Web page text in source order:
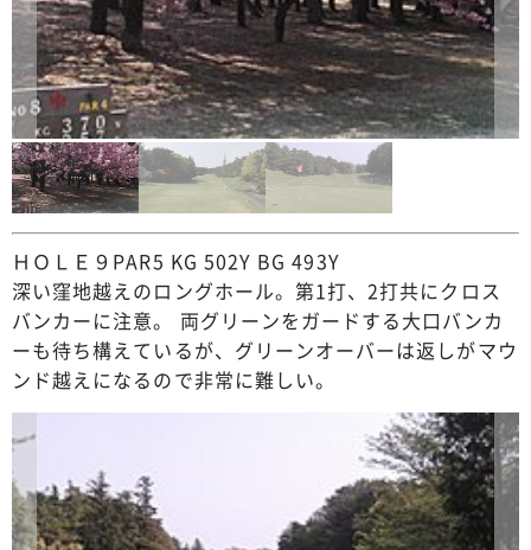
ＨＯＬＥ９PAR5 KG 502Y BG 493Y
深い窪地越えのロングホール。第1打、2打共にクロス
バンカーに注意。 両グリーンをガードする大口バンカ
ーも待ち構えているが、グリーンオーバーは返しがマウ
ンド越えになるので非常に難しい。